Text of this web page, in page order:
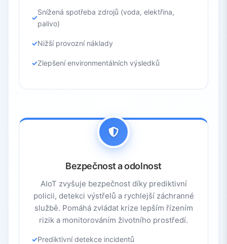
Snížená spotřeba zdrojů (voda, elektřina,
palivo)
Nižší provozní náklady
Zlepšení environmentálních výsledků
Bezpečnost a odolnost
AIoT zvyšuje bezpečnost díky prediktivní
policii, detekci výstřelů a rychlejší záchranné
službě. Pomáhá zvládat krize lepším řízením
rizik a monitorováním životního prostředí.
Prediktivní detekce incidentů